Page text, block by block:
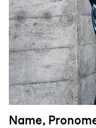
Name,